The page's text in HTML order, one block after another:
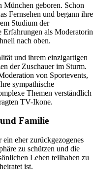
geboren. Schon
Fernsehen und begann ihre
Studium der
Erfahrungen als Moderatorin
nach oben.
und ihrem einzigartigen
der Zuschauer im Sturm.
von Sportevents,
sympathische
Themen verständlich
TV-Ikone.
Familie
eher zurückgezogenes
zu schützen und die
Leben teilhaben zu
ist.